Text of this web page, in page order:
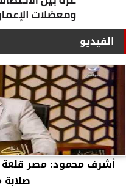
الفيديو
أشرف محمود: مصر قلعة